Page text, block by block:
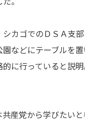
カゴでのＤＳＡ支
などにテーブルを
に行っていると説
産党から学びたい